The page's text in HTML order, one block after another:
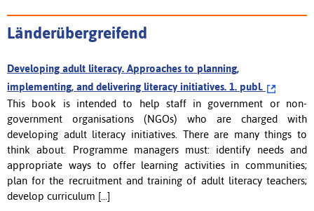
Länderübergreifend
Developing adult literacy. Approaches to planning,
implementing, and delivering literacy initiatives. 1. publ.
This book is intended to help staff in government or non-
government organisations (NGOs) who are charged with
developing adult literacy initiatives. There are many things to
think about. Programme managers must: identify needs and
appropriate ways to offer learning activities in communities;
plan for the recruitment and training of adult literacy teachers;
develop curriculum [...]